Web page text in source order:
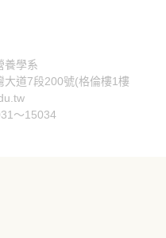
養學系
大道7段200號(格倫樓1樓
～15034